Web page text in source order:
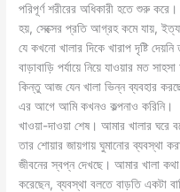
পরিপূর্ণ শরীরের অধিকারী হতে শুরু
হয়, সেক্সের প্রতি আগ্রহ কমে যায়,
যে কখনো খালার দিকে খারাপ দৃষ্টি
বাড়াবাড়ি পর্যায়ে নিয়ে যাওয়ার মত
কিন্তু আজ যেন খালা ভিন্ন ব্যবহার
এর আগে আমি কখনও কল্পনাও করিনি।
খাওয়া-দাওয়া শেষ। আমার খালার ঘরে
তার শোয়ার জায়গায় ঘুমানোর ব্যবস্থা
জীবনের স্বপ্ন দেখছে। আমার খালা
করেছেন, ব্যবস্থা বলতে বাড়তি একটা